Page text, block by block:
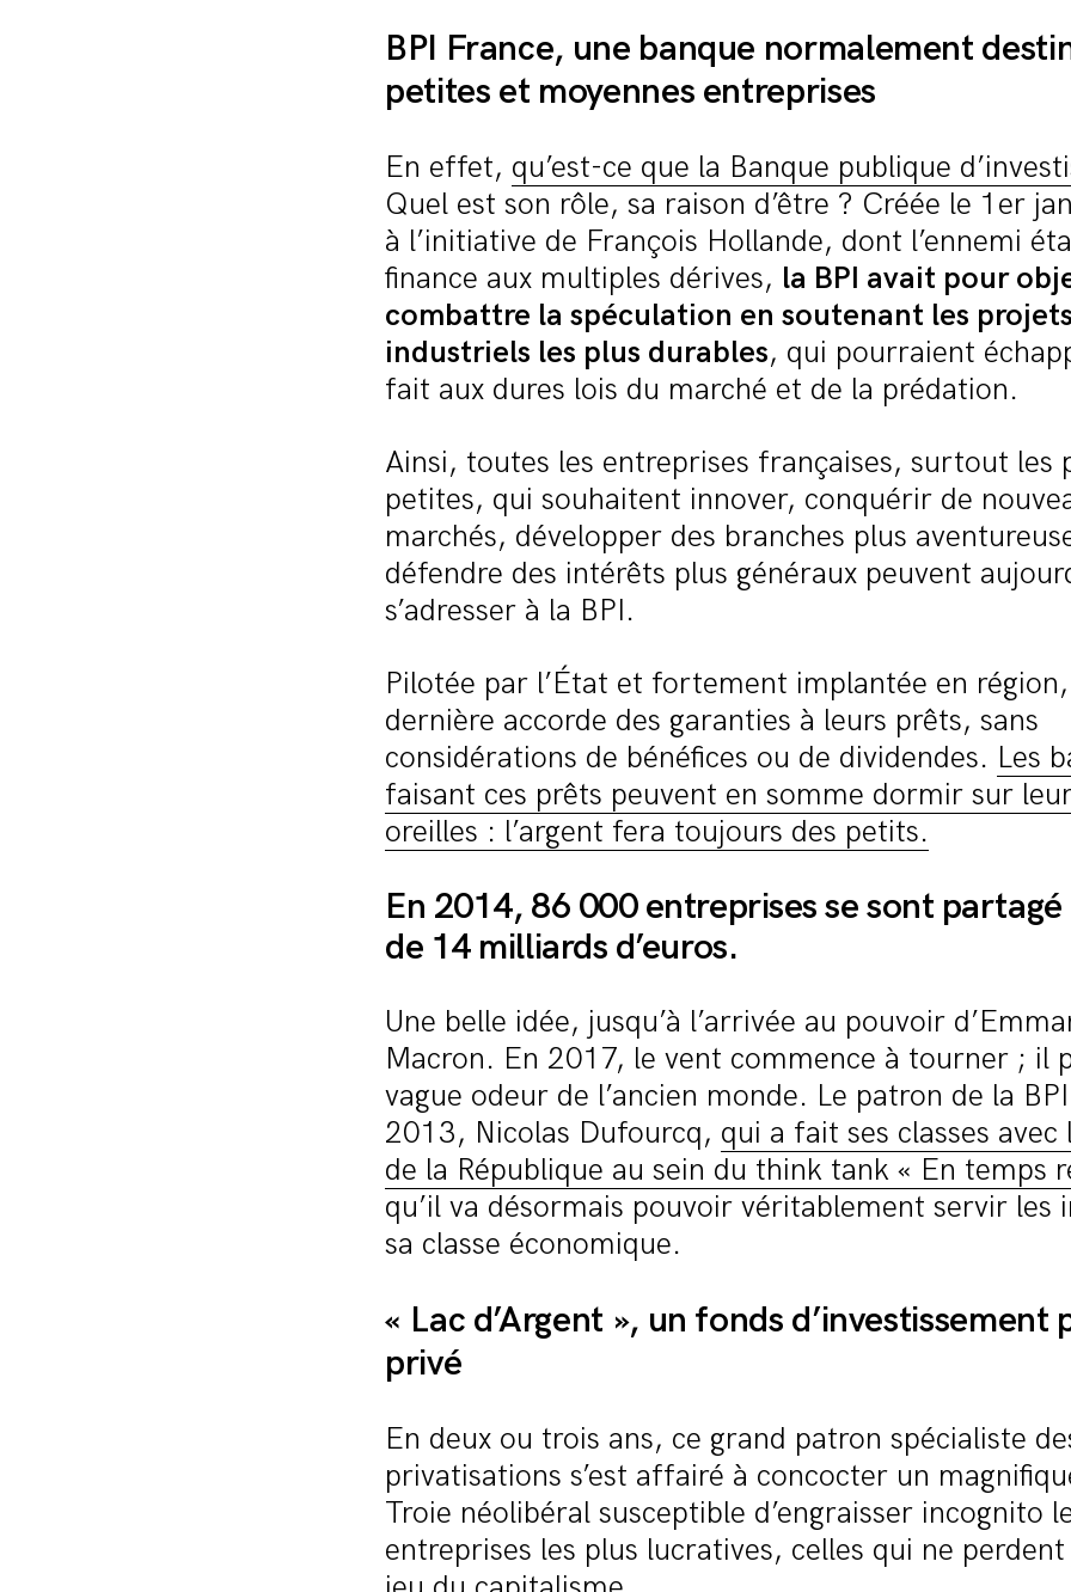
BPI France, une banque normalement
petites et moyennes entreprises
En effet, qu’est-ce que la Banque publique
Quel est son rôle, sa raison d’être ? Créée le 1er
à l’initiative de François Hollande, dont l’ennemi
finance aux multiples dérives, la BPI avait pour
combattre la spéculation en soutenant les projets
industriels les plus durables, qui pourraient
fait aux dures lois du marché et de la prédation.
Ainsi, toutes les entreprises françaises, surtout les
petites, qui souhaitent innover, conquérir de
marchés, développer des branches plus
défendre des intérêts plus généraux peuvent
s’adresser à la BPI.
Pilotée par l’État et fortement implantée en
dernière accorde des garanties à leurs prêts, sans
considérations de bénéfices ou de dividendes. Les
faisant ces prêts peuvent en somme dormir sur
oreilles : l’argent fera toujours des petits.
En 2014, 86 000 entreprises se sont
de 14 milliards d’euros.
Une belle idée, jusqu’à l’arrivée au pouvoir
Macron. En 2017, le vent commence à tourner ; il
vague odeur de l’ancien monde. Le patron de la
2013, Nicolas Dufourcq, qui a fait ses classes avec
de la République au sein du think tank « En temps
qu’il va désormais pouvoir véritablement servir les
sa classe économique.
« Lac d’Argent », un fonds d’investissement
privé
En deux ou trois ans, ce grand patron spécialiste
privatisations s’est affairé à concocter un
Troie néolibéral susceptible d’engraisser incognito
entreprises les plus lucratives, celles qui ne